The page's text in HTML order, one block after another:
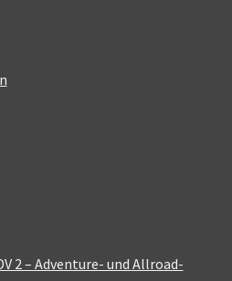
2 – Adventure- und Allroad-